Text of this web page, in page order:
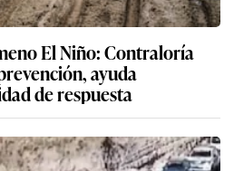
El Niño: Contraloría
ayuda
de respuesta